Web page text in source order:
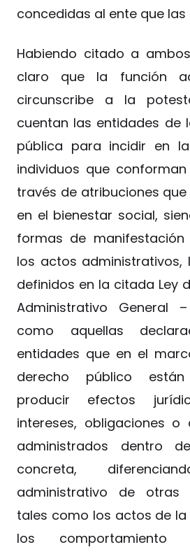
concedidas al ente que las
Habiendo citado a
claro que la función
circunscribe a la
cuentan las entidades de
pública para incidir en
individuos que
través de atribuciones
en el bienestar social,
formas de
los actos administrativos,
definidos en la citada Ley
Administrativo General
como aquellas
entidades que en el
derecho público
producir efectos
intereses, obligaciones o
administrados dentro
concreta,
administrativo de otras
tales como los actos de
los comportamiento